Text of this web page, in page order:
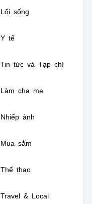
Lối sống
Y tế
Tin tức và Tạp chí
Làm cha mẹ
Nhiếp ảnh
Mua sắm
Thể thao
Travel & Local